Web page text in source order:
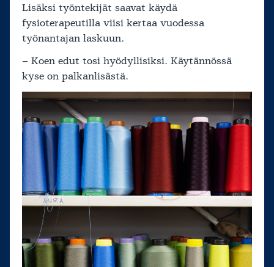
Lisäksi työntekijät saavat käydä
fysioterapeutilla viisi kertaa vuodessa
työnantajan laskuun.
– Koen edut tosi hyödyllisiksi. Käytännössä
kyse on palkanlisästä.